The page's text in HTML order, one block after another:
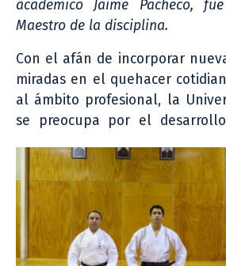
académico Jaime Pacheco,
Maestro de la disciplina.
Con el afán de incorporar
miradas en el quehacer
al ámbito profesional, la
se preocupa por el